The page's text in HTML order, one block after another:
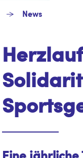
News